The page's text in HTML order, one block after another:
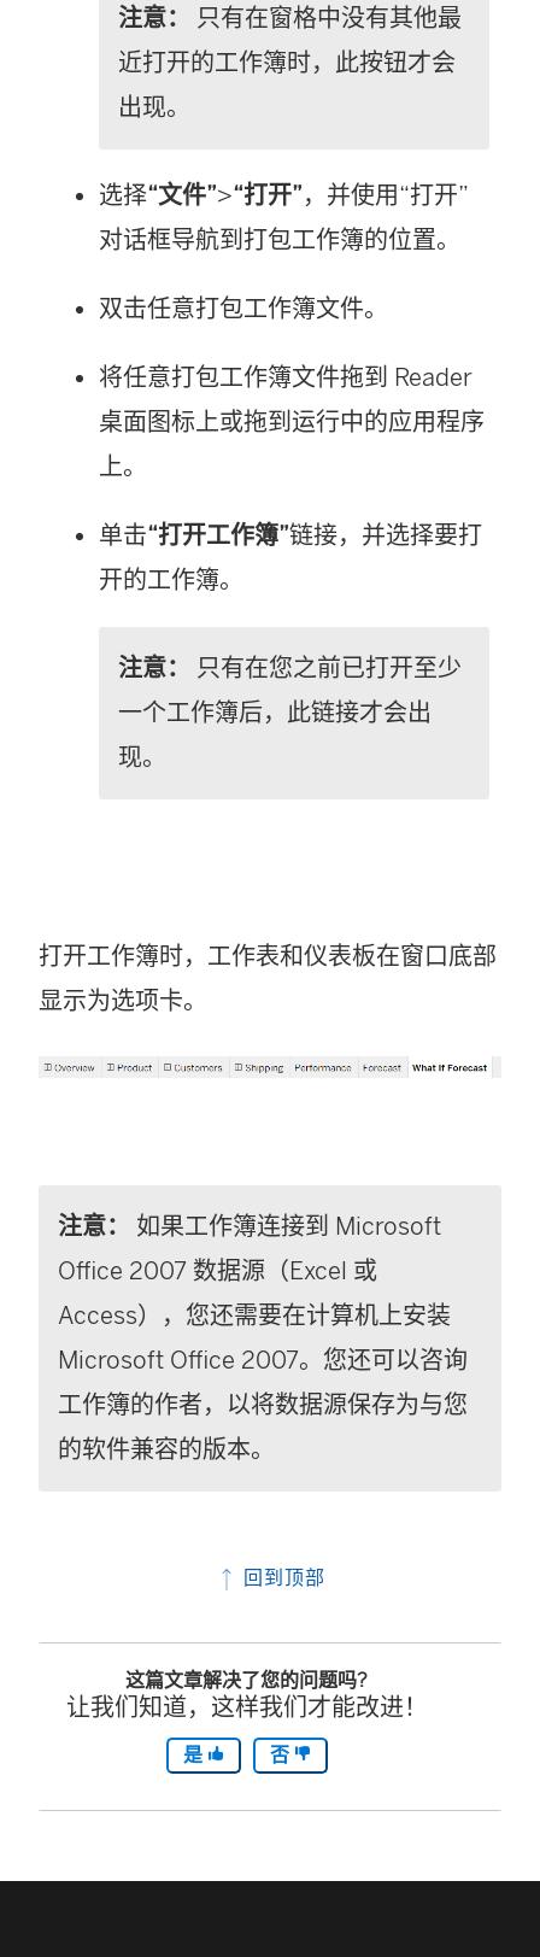
注意：
只有在窗格中没有其他最
近打开的工作簿时，此按钮才会
出现。
选择“文件”>“打开”，并使用“打开”
对话框导航到打包工作簿的位置。
双击任意打包工作簿文件。
将任意打包工作簿文件拖到 Reader
桌面图标上或拖到运行中的应用程序
上。
单击“打开工作簿”链接，并选择要打
开的工作簿。
注意：
只有在您之前已打开至少
一个工作簿后，此链接才会出
现。
打开工作簿时，工作表和仪表板在窗口底部
显示为选项卡。
注意：
如果工作簿连接到 Microsoft
Office 2007 数据源（Excel 或
Access），您还需要在计算机上安装
Microsoft Office 2007。您还可以咨询
工作簿的作者，以将数据源保存为与您
的软件兼容的版本。
回到顶部
这篇文章解决了您的问题吗?
让我们知道，这样我们才能改进！
是 否